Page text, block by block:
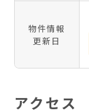
物件情報
更新日
アクセス